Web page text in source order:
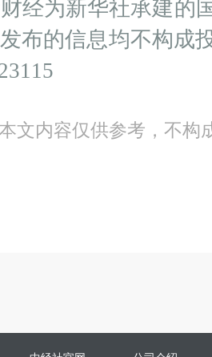
经为新华社承建的
布的信息均不构成
文内容仅供参考，不构